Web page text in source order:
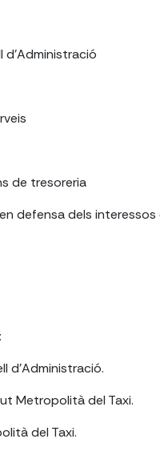
d'Administració
de tresoreria
defensa dels interessos
d'Administració.
Metropolità del Taxi.
del Taxi.